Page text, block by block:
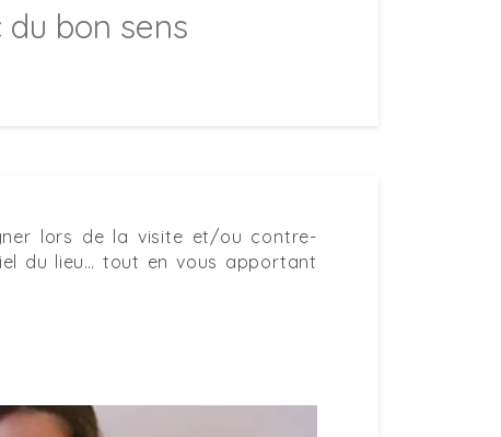
bon sens
lors de la visite et/ou contre-
du lieu… tout en vous apportant